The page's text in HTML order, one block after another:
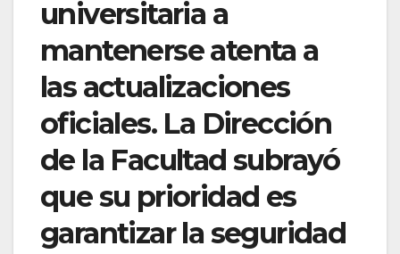
universitaria a
mantenerse atenta a
las actualizaciones
oficiales. La Dirección
de la Facultad subrayó
que su prioridad es
garantizar la seguridad